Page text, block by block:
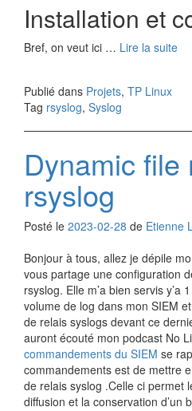
Installation et
Bref, on veut ici … Lire la suite
Publié dans Projets, TP Linux
Tag rsyslog, Syslog
Dynamic file
rsyslog
Posté le 2023-02-28 de Etienne
Bonjour à tous, allez je dépile
vous partage une configuration
rsyslog. Elle m’a bien servis y’a
volume de log dans mon SIEM
de relais syslogs devant ce
auront écouté mon podcast No
commandements du SIEM se
commandements est de mettre
de relais syslog .Celle ci permet
diffusion et la conservation d’un